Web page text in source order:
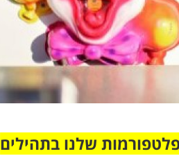
שלנו בתהילים